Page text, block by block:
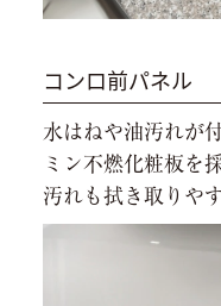
コンロ前パネル
水はねや油汚れが
ミン不燃化粧板を
汚れも拭き取りや